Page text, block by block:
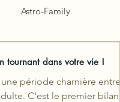
Astro-Family
tournant dans votre vie !
une période charnière entre
C'est le premier bilan,